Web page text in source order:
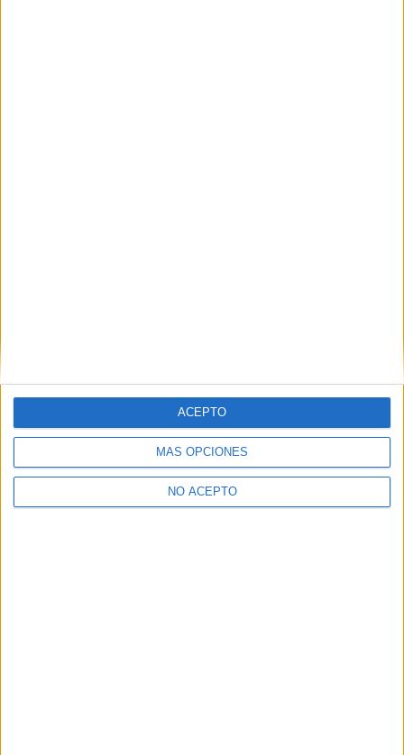
MÁS OPCIONES
NO ACEPTO
ACEPTO
Y como regalo de agradecimiento, por registrarte te daremos
gratis una copia de nuestro ebook con 100 consejos para tu
primer año de universidad